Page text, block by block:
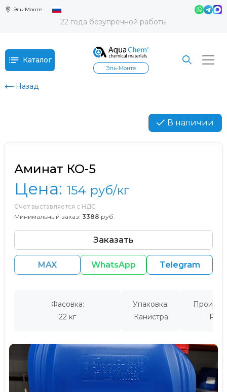
Эль-Монте
22 года безупречной работы
Каталог
Эль-Монте
Назад
В наличии
Аминат КО-5
Цена: 154 руб/кг
Счет выставляется с НДС
Минимальный заказ: 3388 руб.
Заказать
MAX WhatsApp Telegram
Фасовка:
22 кг
Упаковка:
Канистра